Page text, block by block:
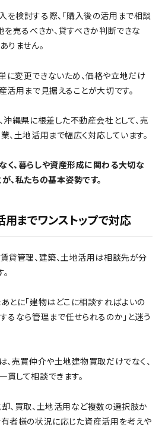
検討する際、「購入後の活用まで相談
を売るべきか、貸すべきか判断できな
りません。
に変更できないため、価格や立地だけ
活用まで見据えることが大切です。
沖縄県に根差した不動産会社として、売
、土地活用まで幅広く対応しています。
く、暮らしや資産形成に関わる大切な
、私たちの基本姿勢です。
までワンストップで対応
貸管理、建築、土地活用は相談先が分
とに「建物はどこに相談すればよいの
るなら管理まで任せられるのか」と迷う
、売買仲介や土地建物買取だけでなく、
して相談できます。
、買取、土地活用など複数の選択肢か
有者様の状況に応じた資産活用を考えや